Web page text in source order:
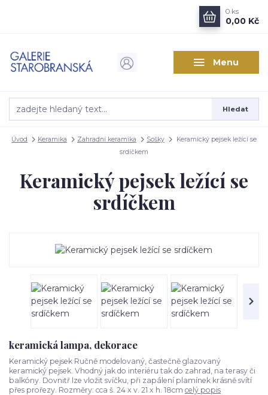
Menu
Hledat
0 ks
0,00 Kč
Úvod Keramika Zahradní keramika Sošky
Keramický pejsek ležící se
srdíčkem
Keramický pejsek ležící se
srdíčkem
keramická lampa, dekorace
Keramický pejsek Ručně modelovaný, častečně glazovaný
keramický pejsek. Vhodný jak do interiéru tak do zahrad, na terasy či
balkóny. Dovnitř lze vložit svíčku, při zapálení plamínek krásně svítí
přes prořezy. Rozměry: cca š. 24 x v. 21 x h. 18cm celý popis